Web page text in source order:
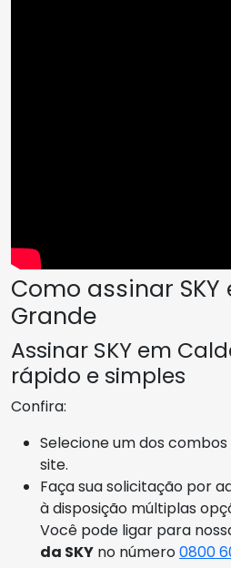
Como assinar
Grande
Assinar SKY em
rápido e simples
Confira:
Selecione um dos combos
site.
Faça sua solicitação por
à disposição múltiplas
Você pode ligar para
da SKY no número0800